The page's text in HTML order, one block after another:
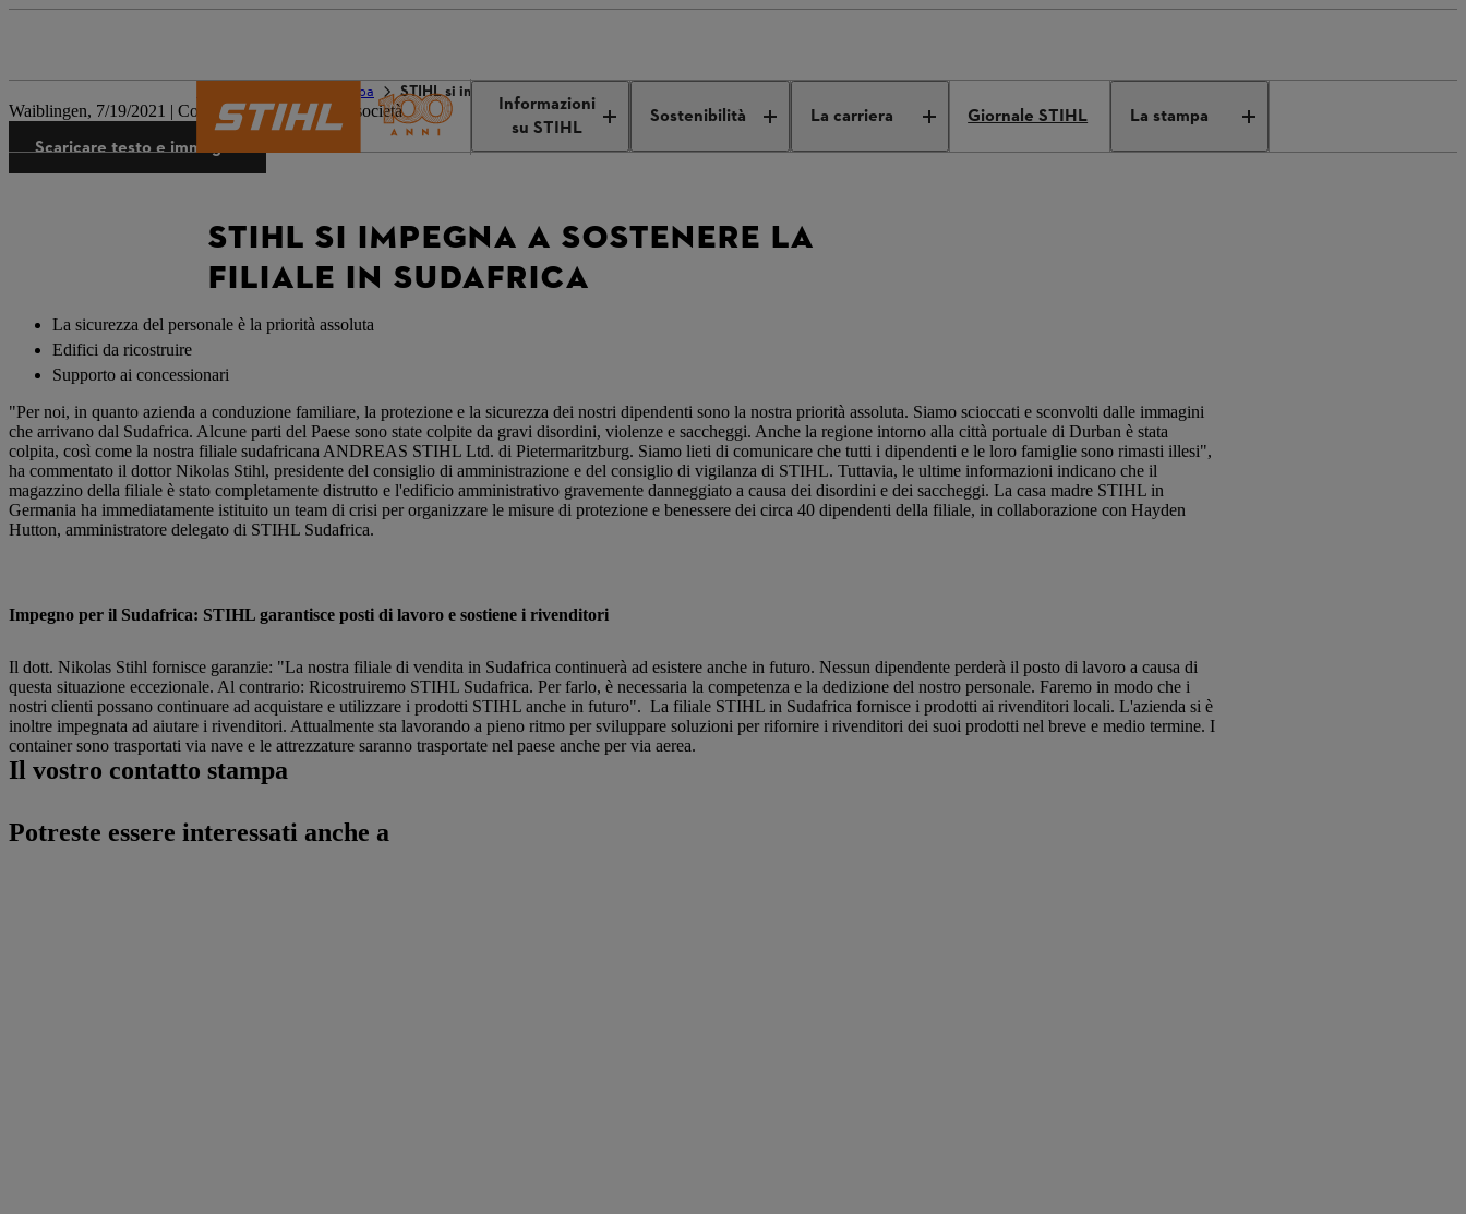
Informazioni
su STIHL
Sostenibilità La carriera Giornale STIHL La stampa
Stampa STIHL si impegna a sostenere la filiale in Sudafrica
Waiblingen, 7/19/2021 | Comunicato stampa della società
Scaricare testo e immagini
STIHL SI IMPEGNA A SOSTENERE LA
FILIALE IN SUDAFRICA
La sicurezza del personale è la priorità assoluta
Edifici da ricostruire
Supporto ai concessionari
"Per noi, in quanto azienda a conduzione familiare, la protezione e la sicurezza dei nostri dipendenti sono la nostra priorità assoluta. Siamo scioccati e sconvolti dalle immagini
che arrivano dal Sudafrica. Alcune parti del Paese sono state colpite da gravi disordini, violenze e saccheggi. Anche la regione intorno alla città portuale di Durban è stata
colpita, così come la nostra filiale sudafricana ANDREAS STIHL Ltd. di Pietermaritzburg. Siamo lieti di comunicare che tutti i dipendenti e le loro famiglie sono rimasti illesi",
ha commentato il dottor Nikolas Stihl, presidente del consiglio di amministrazione e del consiglio di vigilanza di STIHL. Tuttavia, le ultime informazioni indicano che il
magazzino della filiale è stato completamente distrutto e l'edificio amministrativo gravemente danneggiato a causa dei disordini e dei saccheggi. La casa madre STIHL in
Germania ha immediatamente istituito un team di crisi per organizzare le misure di protezione e benessere dei circa 40 dipendenti della filiale, in collaborazione con Hayden
Hutton, amministratore delegato di STIHL Sudafrica.
Impegno per il Sudafrica: STIHL garantisce posti di lavoro e sostiene i rivenditori
Il dott. Nikolas Stihl fornisce garanzie: "La nostra filiale di vendita in Sudafrica continuerà ad esistere anche in futuro. Nessun dipendente perderà il posto di lavoro a causa di
questa situazione eccezionale. Al contrario: Ricostruiremo STIHL Sudafrica. Per farlo, è necessaria la competenza e la dedizione del nostro personale. Faremo in modo che i
nostri clienti possano continuare ad acquistare e utilizzare i prodotti STIHL anche in futuro". La filiale STIHL in Sudafrica fornisce i prodotti ai rivenditori locali. L'azienda si è
inoltre impegnata ad aiutare i rivenditori. Attualmente sta lavorando a pieno ritmo per sviluppare soluzioni per rifornire i rivenditori dei suoi prodotti nel breve e medio termine. I
container sono trasportati via nave e le attrezzature saranno trasportate nel paese anche per via aerea.
Il vostro contatto stampa
Potreste essere interessati anche a